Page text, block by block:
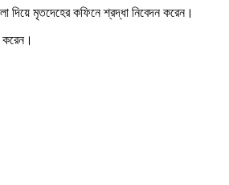
দিয়ে মৃতদেহের কফিনে শ্রদ্ধা নিবেদন করেন।
করেন।